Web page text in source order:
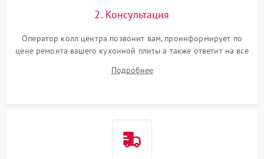
2. Консультация
Оператор колл центра позвонит вам, проинформирует по
цене ремонта вашего кухонной плиты а также ответит на все
Подробнее